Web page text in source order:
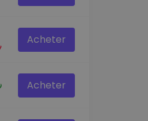
Acheter
Acheter